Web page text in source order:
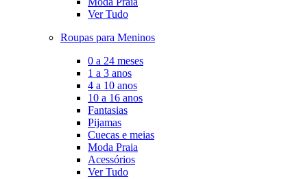
Ver Tudo
Roupas para Meninos
0 a 24 meses
1 a 3 anos
4 a 10 anos
10 a 16 anos
Fantasias
Pijamas
Cuecas e meias
Moda Praia
Acessórios
Ver Tudo